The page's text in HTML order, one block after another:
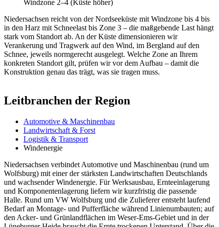
Windzone 2–4 (Küste höher)
Niedersachsen reicht von der Nordseeküste mit Windzone bis 4 bis
in den Harz mit Schneelast bis Zone 3 – die maßgebende Last hängt
stark vom Standort ab. An der Küste dimensionieren wir
Verankerung und Tragwerk auf den Wind, im Bergland auf den
Schnee, jeweils normgerecht ausgelegt. Welche Zone an Ihrem
konkreten Standort gilt, prüfen wir vor dem Aufbau – damit die
Konstruktion genau das trägt, was sie tragen muss.
Leitbranchen der Region
Automotive & Maschinenbau
Landwirtschaft & Forst
Logistik & Transport
Windenergie
Niedersachsen verbindet Automotive und Maschinenbau (rund um
Wolfsburg) mit einer der stärksten Landwirtschaften Deutschlands
und wachsender Windenergie. Für Werksausbau, Ernteeinlagerung
und Komponentenlagerung liefern wir kurzfristig die passende
Halle. Rund um VW Wolfsburg und die Zulieferer entsteht laufend
Bedarf an Montage- und Pufferfläche während Linienumbauten; auf
den Acker- und Grünlandflächen im Weser-Ems-Gebiet und in der